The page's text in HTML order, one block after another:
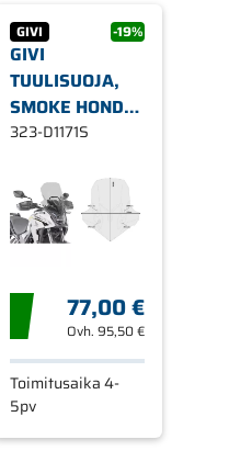
GIVI -19%
GIVI
TUULISUOJA,
SMOKE HONDA
CB500X
323-D1171S
77,00 €
Ovh.95,50 €
Toimitusaika 4-
5pv